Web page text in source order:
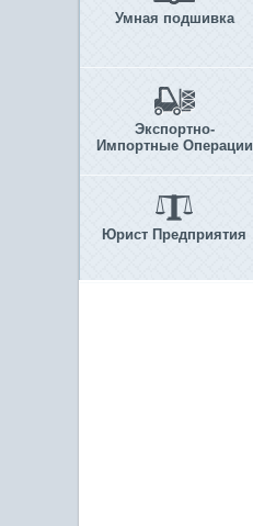
Умная подшивка
Экспортно-
Импортные Операции
Юрист Предприятия